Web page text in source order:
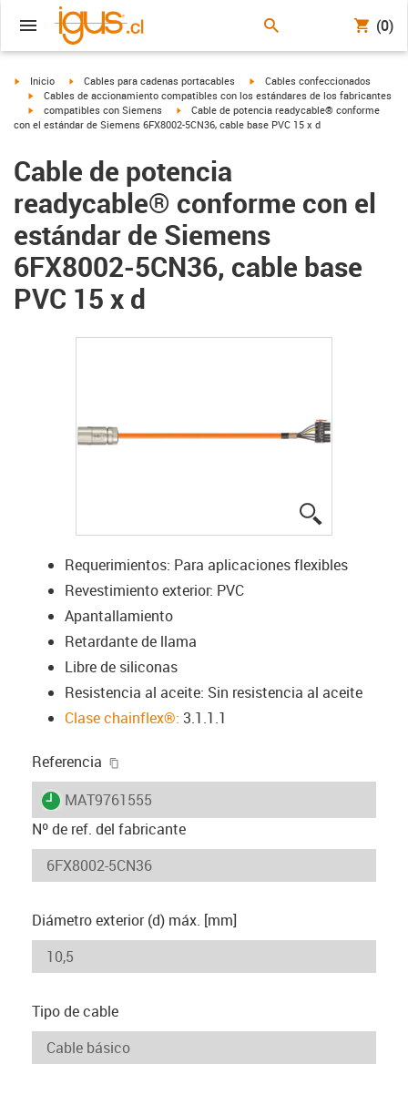
(0)
igus-icon-arrow-right
Inicio igus-icon-arrow-right
Cables para cadenas portacables igus-icon-arrow-right
Cables confeccionados
igus-icon-arrow-right
Cables de accionamiento compatibles con los estándares de los fabricantes
igus-icon-arrow-right
compatibles con Siemens igus-icon-arrow-right
Cable de potencia readycable® conforme
con el estándar de Siemens 6FX8002-5CN36, cable base PVC 15 x d
Cable de potencia
readycable® conforme con el
estándar de Siemens
6FX8002-5CN36, cable base
PVC 15 x d
Requerimientos: Para aplicaciones flexibles
Revestimiento exterior: PVC
Apantallamiento
Retardante de llama
Libre de siliconas
Resistencia al aceite: Sin resistencia al aceite
Clase chainflex®: 3.1.1.1
Referencia
igus-icon-lieferzeit
MAT9761555
Nº de ref. del fabricante
Diámetro exterior (d) máx. [mm]
Tipo de cable